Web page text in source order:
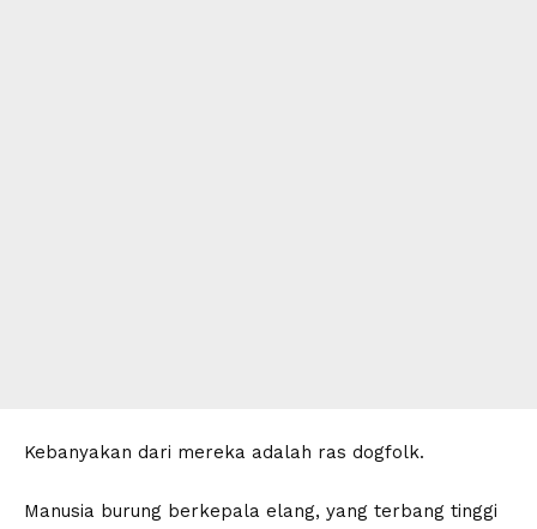
Kebanyakan dari mereka adalah ras dogfolk.
Manusia burung berkepala elang, yang terbang tinggi